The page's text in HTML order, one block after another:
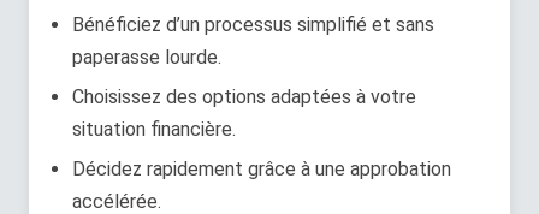
Bénéficiez d’un processus simplifié et sans
paperasse lourde.
Choisissez des options adaptées à votre
situation financière.
Décidez rapidement grâce à une approbation
accélérée.